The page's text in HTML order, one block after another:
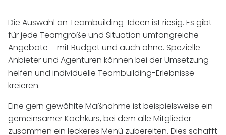
Die Auswahl an Teambuilding-Ideen ist riesig. Es gibt
für jede Teamgröße und Situation umfangreiche
Angebote – mit Budget und auch ohne. Spezielle
Anbieter und Agenturen können bei der Umsetzung
helfen und individuelle Teambuilding-Erlebnisse
kreieren.
Eine gern gewählte Maßnahme ist beispielsweise ein
gemeinsamer Kochkurs, bei dem alle Mitglieder
zusammen ein leckeres Menü zubereiten. Dies schafft